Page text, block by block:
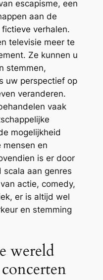
escapisme, een
aan de
verhalen.
televisie meer te
Ze kunnen u
stemmen,
uw perspectief op
veranderen.
vaak
mogelijkheid
mensen en
is er door
aan genres
actie, comedy,
er is altijd wel
en stemming
wereld